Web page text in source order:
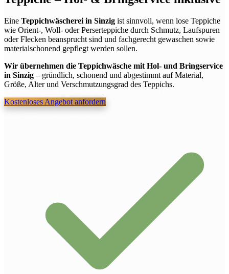
Eine Teppichwäscherei in Sinzig ist sinnvoll, wenn lose Teppiche
wie Orient-, Woll- oder Perserteppiche durch Schmutz, Laufspuren
oder Flecken beansprucht sind und fachgerecht gewaschen sowie
materialschonend gepflegt werden sollen.
Wir übernehmen die Teppichwäsche mit Hol- und Bringservice
in Sinzig – gründlich, schonend und abgestimmt auf Material,
Größe, Alter und Verschmutzungsgrad des Teppichs.
Kostenloses Angebot anfordern